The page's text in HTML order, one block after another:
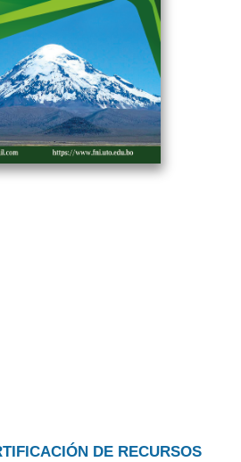
DE RECURSOS